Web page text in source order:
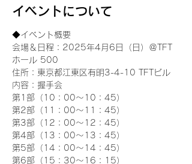
イベントについて
◆イベント概要
会場＆日程：2025年4月6日（日）＠TFT
ホール 500
住所：東京都江東区有明3-4-10 TFTビル
内容：握手会
第1部（10：00～10：45）
第2部（11：00～11：45）
第3部（12：00～12：45）
第4部（13：00～13：45）
第5部（14：00～14：45）
第6部（15：30～16：15）